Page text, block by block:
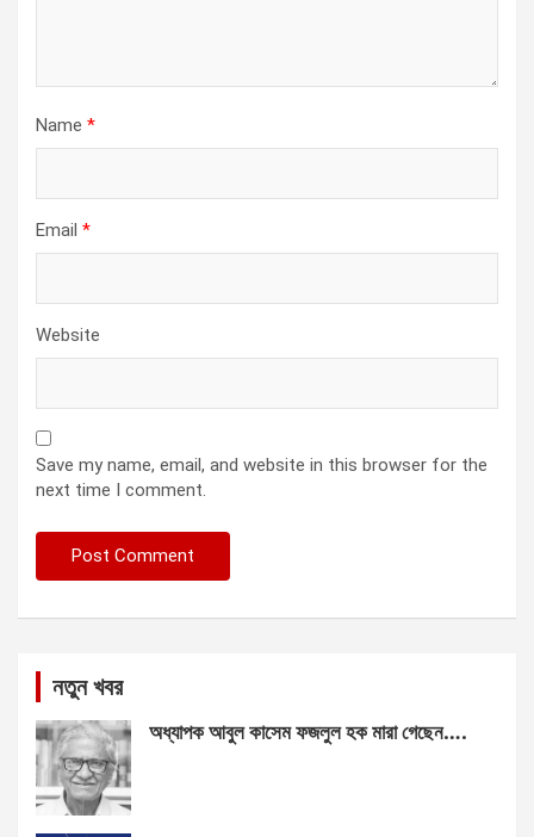
Name *
Email *
Website
Save my name, email, and website in this browser for the
next time I comment.
নতুন খবর
অধ্যাপক আবুল কাসেম ফজলুল হক মারা গেছেন….